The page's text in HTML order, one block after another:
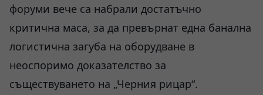
форуми вече са набрали достатъчно
критична маса, за да превърнат една банална
логистична загуба на оборудване в
неоспоримо доказателство за
съществуването на „Черния рицар“.